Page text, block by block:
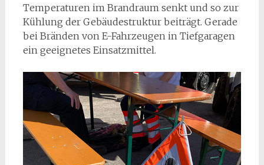
Temperaturen im Brandraum senkt und so zur
Kühlung der Gebäudestruktur beiträgt. Gerade
bei Bränden von E-Fahrzeugen in Tiefgaragen
ein geeignetes Einsatzmittel.